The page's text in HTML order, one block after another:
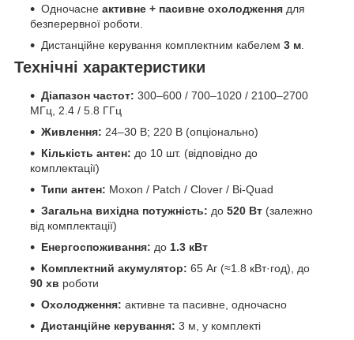
Одночасне активне + пасивне охолодження для
безперервної роботи.
Дистанційне керування комплектним кабелем 3 м.
Технічні характеристики
Діапазон частот: 300–600 / 700–1020 / 2100–2700
МГц, 2.4 / 5.8 ГГц
Живлення: 24–30 В; 220 В (опціонально)
Кількість антен: до 10 шт. (відповідно до
комплектації)
Типи антен: Moxon / Patch / Clover / Bi-Quad
Загальна вихідна потужність: до 520 Вт (залежно
від комплектації)
Енергоспоживання: до 1.3 кВт
Комплектний акумулятор: 65 Аг (≈1.8 кВт·год), до
90 хв роботи
Охолодження: активне та пасивне, одночасно
Дистанційне керування: 3 м, у комплекті